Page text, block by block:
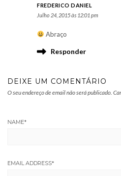
FREDERICO DANIEL
Julho 24, 2015 às 12:01 pm
Abraço
Responder
DEIXE UM COMENTÁRIO
O seu endereço de email não será publicado.
NAME*
EMAIL ADDRESS*